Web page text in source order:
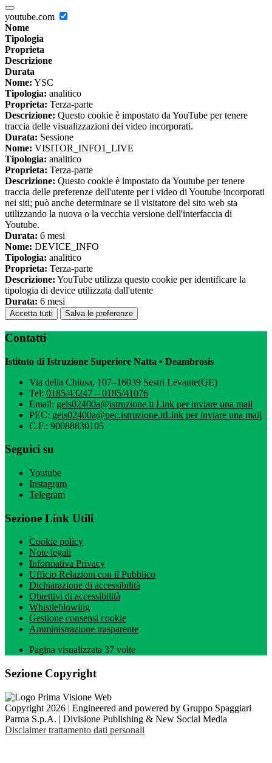
youtube.com
Nome
Tipologia
Proprieta
Descrizione
Durata
Nome: YSC
Tipologia: analitico
Proprieta: Terza-parte
Descrizione: Questo cookie è impostato da YouTube per tenere
traccia delle visualizzazioni dei video incorporati.
Durata: Sessione
Nome: VISITOR_INFO1_LIVE
Tipologia: analitico
Proprieta: Terza-parte
Descrizione: Questo cookie è impostato da Youtube per tenere
traccia delle preferenze dell'utente per i video di Youtube incorporati
nei siti; può anche determinare se il visitatore del sito web sta
utilizzando la nuova o la vecchia versione dell'interfaccia di
Youtube.
Durata: 6 mesi
Nome: DEVICE_INFO
Tipologia: analitico
Proprieta: Terza-parte
Descrizione: YouTube utilizza questo cookie per identificare la
tipologia di device utilizzata dall'utente
Durata: 6 mesi
Accetta tutti Salva le preferenze
Contatti
Istituto di Istruzione Superiore Natta • Deambrosis
Via della Chiusa, 107–16039 Sestri Levante(GE)
Tel: 0185/43247 – 0185/41076
Email: geis02400a@istruzione.it Link per inviare una mail
PEC: geis02400a@pec.istruzione.itLink per inviare una mail
C.F.: 90088830105
Seguici su
Youtube
Instagram
Telegram
Sezione Link Utili
Cookie policy
Note legali
Informativa Privacy
Ufficio Relazioni con il Pubblico
Dichiarazione di accessibilità
Obiettivi di accessibilità
Whistleblowing
Gestione consensi cookie
Amministrazione trasparente
Pagina visualizzata 37 volte
Sezione Copyright
Copyright 2026 | Engineered and powered by Gruppo Spaggiari
Parma S.p.A. | Divisione Publishing & New Social Media
Disclaimer trattamento dati personali